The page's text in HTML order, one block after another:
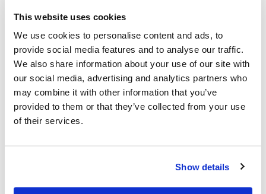
This website uses cookies
We use cookies to personalise content and ads, to
provide social media features and to analyse our traffic.
We also share information about your use of our site with
our social media, advertising and analytics partners who
may combine it with other information that you’ve
provided to them or that they’ve collected from your use
of their services.
Show details
Toronto accusé de multiples agressions
antisémites au cours de l'année écoulée